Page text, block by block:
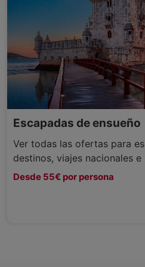
Escapadas de ensueño
Ver todas las ofertas para
destinos, viajes nacionales e
Desde 55€ por persona